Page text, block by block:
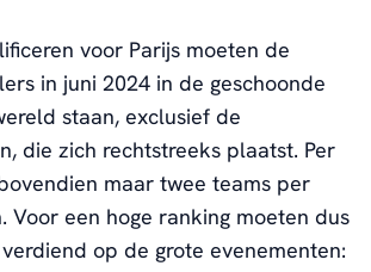
voor Parijs moeten de
in juni 2024 in de geschoonde
staan, exclusief de
die zich rechtstreeks plaatst. Per
maar twee teams per
Voor een hoge ranking moeten dus
op de grote evenementen: